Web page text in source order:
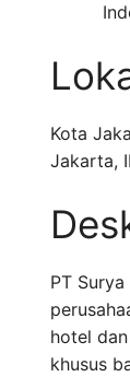
Kota
Jakarta,
PT
hotel
khusus